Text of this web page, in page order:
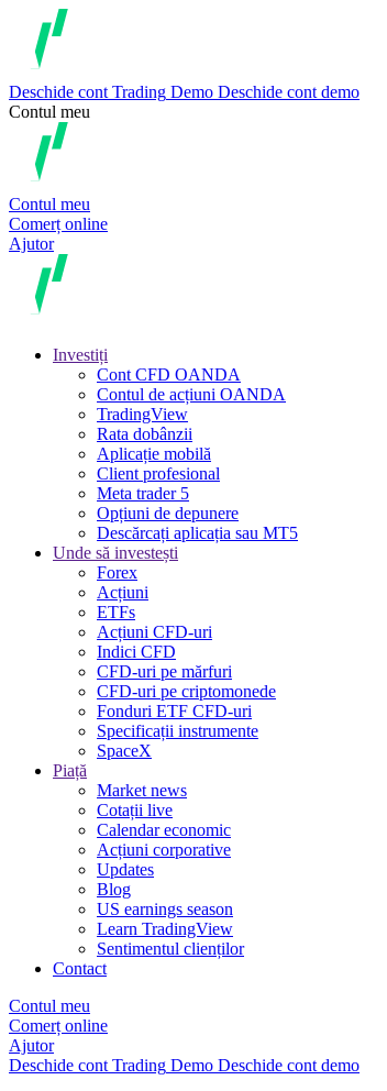
Deschide cont Trading Demo Deschide cont demo
Contul meu
Contul meu
Comerț online
Ajutor
Investiți
Cont CFD OANDA
Contul de acțiuni OANDA
TradingView
Rata dobânzii
Aplicație mobilă
Client profesional
Meta trader 5
Opțiuni de depunere
Descărcați aplicația sau MT5
Unde să investești
Forex
Acțiuni
ETFs
Acțiuni CFD-uri
Indici CFD
CFD-uri pe mărfuri
CFD-uri pe criptomonede
Fonduri ETF CFD-uri
Specificații instrumente
SpaceX
Piață
Market news
Cotații live
Calendar economic
Acțiuni corporative
Updates
Blog
US earnings season
Learn TradingView
Sentimentul clienților
Contact
Contul meu
Comerț online
Ajutor
Deschide cont Trading Demo Deschide cont demo